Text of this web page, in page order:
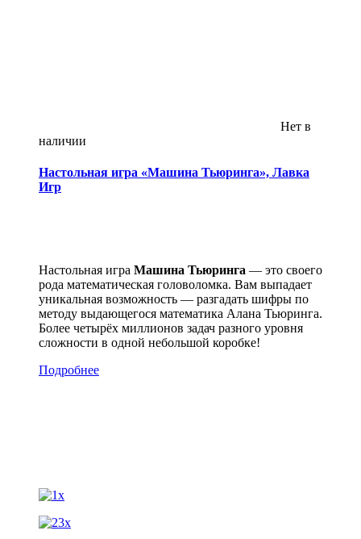
Нет в
наличии
Настольная игра «Машина Тьюринга», Лавка
Игр
Настольная игра Машина Тьюринга — это своего
рода математическая головоломка. Вам выпадает
уникальная возможность — разгадать шифры по
методу выдающегося математика Алана Тьюринга.
Более четырёх миллионов задач разного уровня
сложности в одной небольшой коробке!
Подробнее